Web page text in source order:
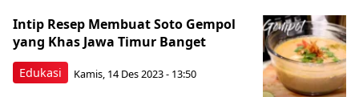
Edukasi
Intip Resep Membuat Soto Gempol
yang Khas Jawa Timur Banget
Kamis, 14 Des 2023 - 13:50